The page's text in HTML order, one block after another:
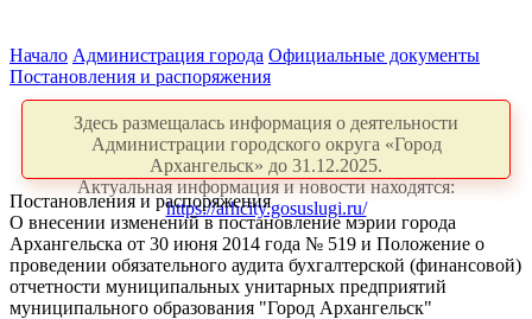
Начало Администрация города Официальные документы
Постановления и распоряжения
Здесь размещалась информация о деятельности
Администрации городского округа «Город
Архангельск» до 31.12.2025.
Актуальная информация и новости находятся:
https://arhcity.gosuslugi.ru/
Постановления и распоряжения
О внесении изменений в постановление мэрии города
Архангельска от 30 июня 2014 года № 519 и Положение о
проведении обязательного аудита бухгалтерской (финансовой)
отчетности муниципальных унитарных предприятий
муниципального образования "Город Архангельск"